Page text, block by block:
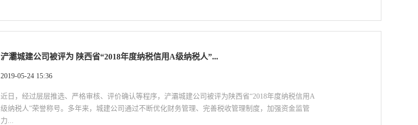
浐灞城建公司被评为 陕西省“2018年度纳税信用A级纳税人”...
2019-05-24 15:36
近日，经过层层推选、严格审核、评价确认等程序，浐灞城建公司被评为陕西省“2018年度纳税信用A
级纳税人”荣誉称号。多年来，城建公司通过不断优化财务管理、完善税收管理制度，加强资金监管
力...